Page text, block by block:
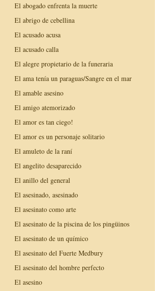
El abogado enfrenta la muerte
El abrigo de cebellina
El acusado acusa
El acusado calla
El alegre propietario de la funeraria
El ama tenía un paraguas/Sangre en el mar
El amable asesino
El amigo atemorizado
El amor es tan ciego!
El amor es un personaje solitario
El amuleto de la raní
El angelito desaparecido
El anillo del general
El asesinado, asesinado
El asesinato como arte
El asesinato de la piscina de los pingüinos
El asesinato de un químico
El asesinato del Fuerte Medbury
El asesinato del hombre perfecto
El asesino